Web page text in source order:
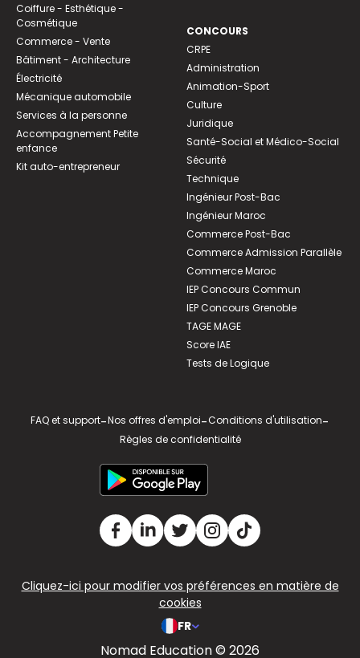
Coiffure - Esthétique -
Cosmétique
Commerce - Vente
Bâtiment - Architecture
Électricité
Mécanique automobile
Services à la personne
Accompagnement Petite
enfance
Kit auto-entrepreneur
CONCOURS
CRPE
Administration
Animation-Sport
Culture
Juridique
Santé-Social et Médico-Social
Sécurité
Technique
Ingénieur Post-Bac
Ingénieur Maroc
Commerce Post-Bac
Commerce Admission Parallèle
Commerce Maroc
IEP Concours Commun
IEP Concours Grenoble
TAGE MAGE
Score IAE
Tests de Logique
FAQ et support-Nos offres d'emploi-Conditions d'utilisation-
Règles de confidentialité
Cliquez-ici pour modifier vos préférences en matière de
cookies
FR
Nomad Education © 2026